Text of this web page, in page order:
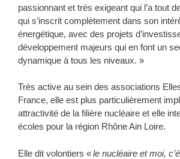
passionnant et très exigeant qui l’a tout
qui s’inscrit complètement dans son
énergétique, avec des projets
développement majeurs qui en font un
dynamique à tous les niveaux. »
Très active au sein des associations
France, elle est plus particulièrement
attractivité de la filière nucléaire et elle
écoles pour la région Rhône Ain Loire.
Elle dit volontiers «le nucléaire et moi,